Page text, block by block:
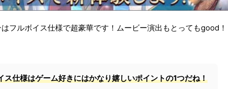
フルボイス仕様で超豪華です！ムービー演出もとってもgood！
ス仕様はゲーム好きにはかなり嬉しいポイントの1つだね！